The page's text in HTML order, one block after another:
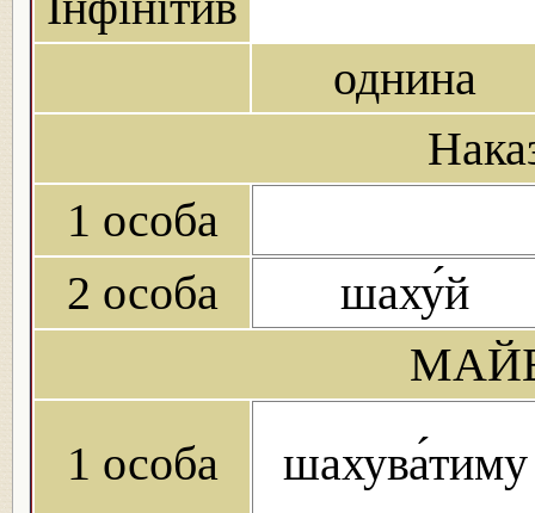
однина
1 особа
2 особа
шаху́й
1 особа
шахува́тиму